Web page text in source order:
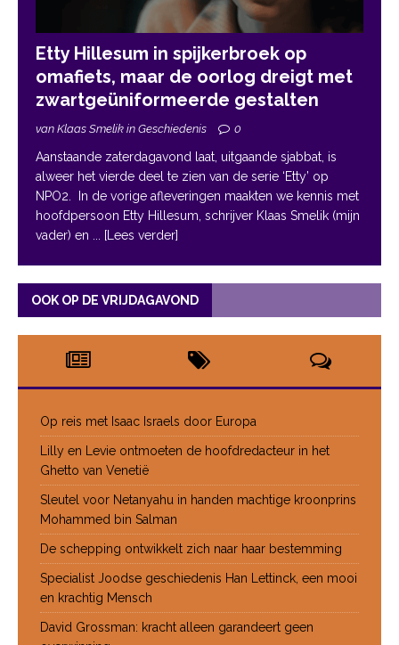
Etty Hillesum in spijkerbroek op
omafiets, maar de oorlog dreigt met
zwartgeüniformeerde gestalten
van Klaas Smelik in Geschiedenis 0
Aanstaande zaterdagavond laat, uitgaande sjabbat, is
alweer het vierde deel te zien van de serie ‘Etty’ op
NPO2. In de vorige afleveringen maakten we kennis met
hoofdpersoon Etty Hillesum, schrijver Klaas Smelik (mijn
vader) en
... [Lees verder]
OOK OP DE VRIJDAGAVOND
Op reis met Isaac Israels door Europa
Lilly en Levie ontmoeten de hoofdredacteur in het
Ghetto van Venetië
Sleutel voor Netanyahu in handen machtige kroonprins
Mohammed bin Salman
De schepping ontwikkelt zich naar haar bestemming
Specialist Joodse geschiedenis Han Lettinck, een mooi
en krachtig Mensch
David Grossman: kracht alleen garandeert geen